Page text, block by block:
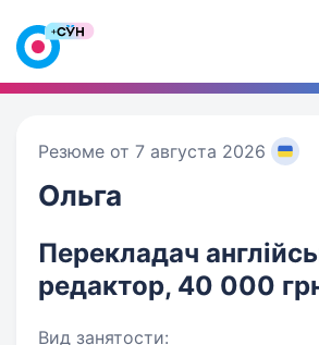
Резюме от 7 августа 2026
Ольга
Перекладач
редактор, 40 000
Вид занятости: